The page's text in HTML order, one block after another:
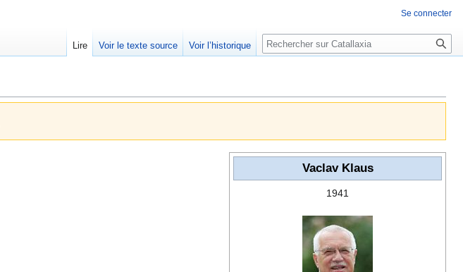
Vaclav Klaus
1941
Se connecter
Lire Voir le texte source Voir l’historique Rechercher